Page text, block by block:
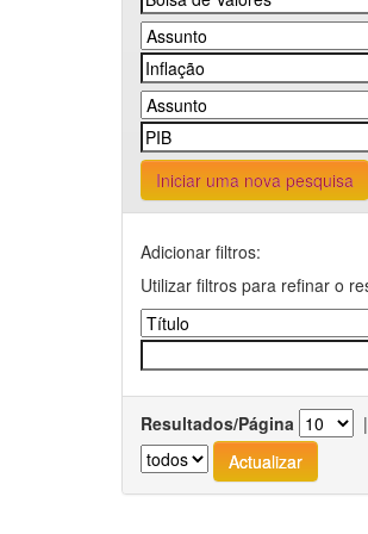
Iniciar uma nova pesquisa
Adicionar filtros:
Utilizar filtros para refinar o
Resultados/Página |